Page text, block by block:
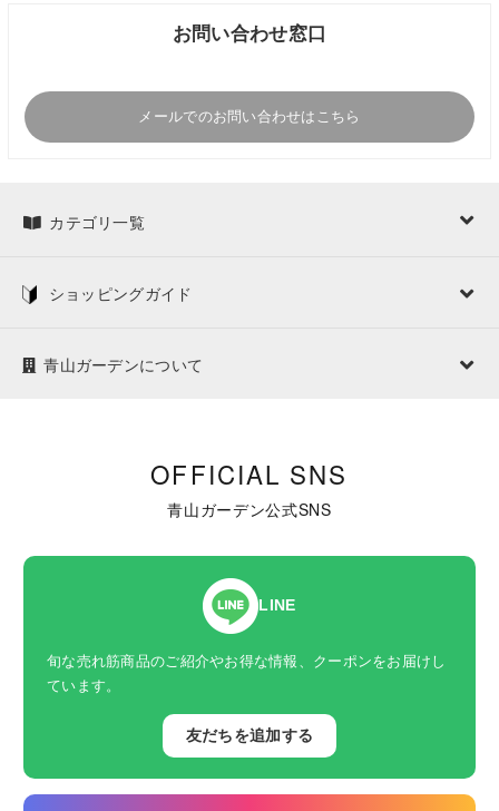
お問い合わせ窓口
メールでのお問い合わせはこちら
カテゴリ一覧
ショッピングガイド
青山ガーデンについて
OFFICIAL SNS
青山ガーデン公式SNS
LINE
旬な売れ筋商品のご紹介やお得な情報、クーポンをお届けし
ています。
友だちを追加する